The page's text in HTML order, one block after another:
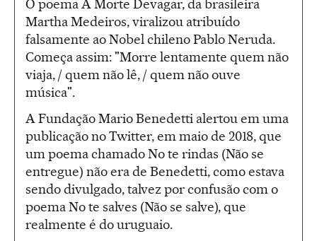
O poema A Morte Devagar, da brasileira
Martha Medeiros, viralizou atribuído
falsamente ao Nobel chileno Pablo Neruda.
Começa assim: "Morre lentamente quem não
viaja, / quem não lê, / quem não ouve
música".
A Fundação Mario Benedetti alertou em uma
publicação no Twitter, em maio de 2018, que
um poema chamado No te rindas (Não se
entregue) não era de Benedetti, como estava
sendo divulgado, talvez por confusão com o
poema No te salves (Não se salve), que
realmente é do uruguaio.